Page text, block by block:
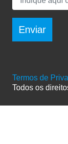
Enviar
Termos de
Todos os